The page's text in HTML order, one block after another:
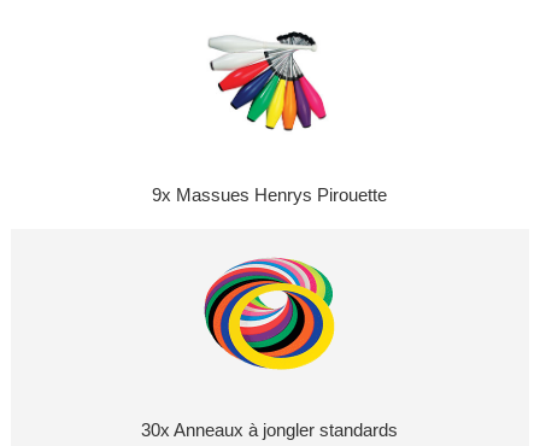
9x Massues Henrys Pirouette
30x Anneaux à jongler standards